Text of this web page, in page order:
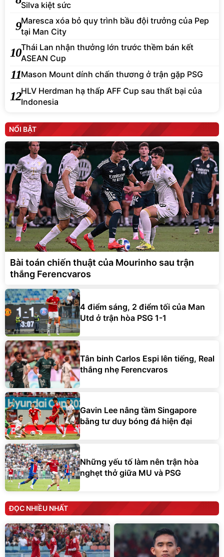
Silva kiệt sức
9Maresca xóa bỏ quy trình bầu đội trưởng của Pep
tại Man City
10Thái Lan nhận thưởng lớn trước thềm bán kết
ASEAN Cup
11Mason Mount dính chấn thương ở trận gặp PSG
12HLV Herdman hạ thấp AFF Cup sau thất bại của
Indonesia
NỔI BẬT
Bài toán chiến thuật của Mourinho sau trận
thắng Ferencvaros
4 điểm sáng, 2 điểm tối của Man
Utd ở trận hòa PSG 1-1
Tân binh Carlos Espi lên tiếng, Real
thắng nhẹ Ferencvaros
Gavin Lee nâng tầm Singapore
bằng tư duy bóng đá hiện đại
Những yếu tố làm nên trận hòa
nghẹt thở giữa MU và PSG
ĐỌC NHIỀU NHẤT